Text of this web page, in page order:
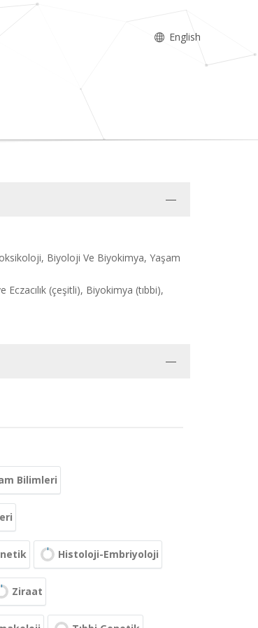
English
Biyoloji Ve Biyokimya, Yaşam
(çeşitli), Biyokimya (tıbbi),
Bilimleri
Histoloji-Embriyoloji
Ziraat